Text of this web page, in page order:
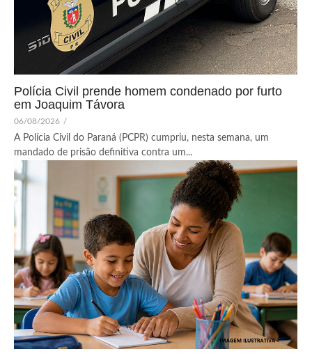
Polícia Civil prende homem condenado por furto
em Joaquim Távora
06/08/2026 /
A Polícia Civil do Paraná (PCPR) cumpriu, nesta semana, um
mandado de prisão definitiva contra um...